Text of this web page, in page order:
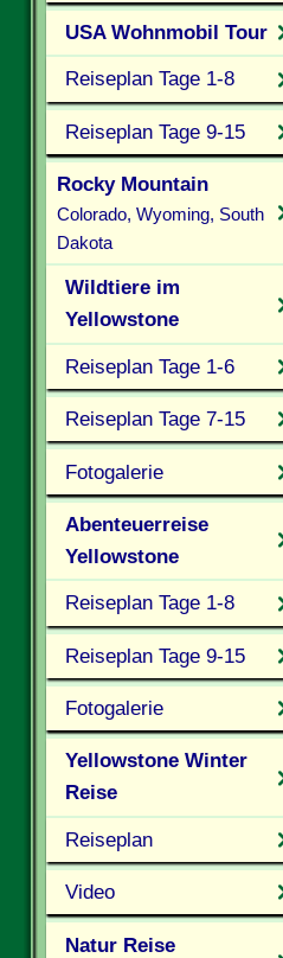
USA Wohnmobil Tour
Reiseplan Tage 1-8
Reiseplan Tage 9-15
Rocky Mountain
Colorado, Wyoming, South
Dakota
Wildtiere im
Yellowstone
Reiseplan Tage 1-6
Reiseplan Tage 7-15
Fotogalerie
Abenteuerreise
Yellowstone
Reiseplan Tage 1-8
Reiseplan Tage 9-15
Fotogalerie
Yellowstone Winter
Reise
Reiseplan
Video
Natur Reise